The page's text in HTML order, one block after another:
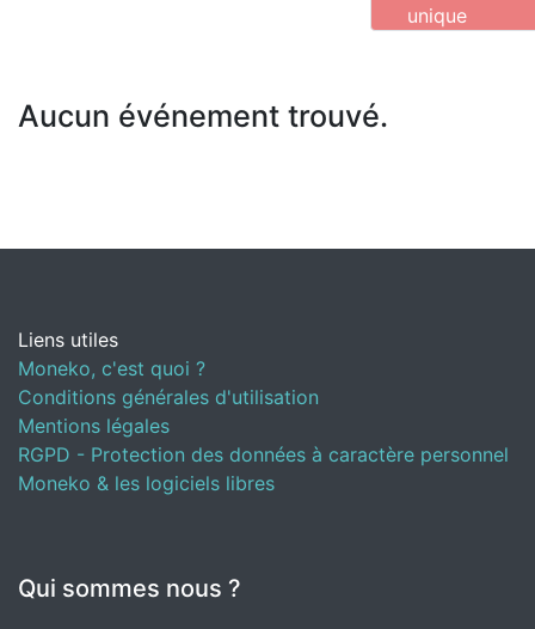
unique
Aucun événement trouvé.
Liens utiles
Moneko, c'est quoi ?
Conditions générales d'utilisation
Mentions légales
RGPD - Protection des données à caractère personnel
Moneko & les logiciels libres
Qui sommes nous ?